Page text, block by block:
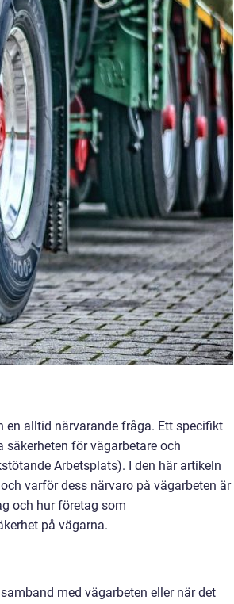
en alltid närvarande fråga. Ett specifikt
för vägarbetare och
Arbetsplats). I den här artikeln
varför dess närvaro på vägarbeten är
och hur företag som
på vägarna.
med vägarbeten eller när det